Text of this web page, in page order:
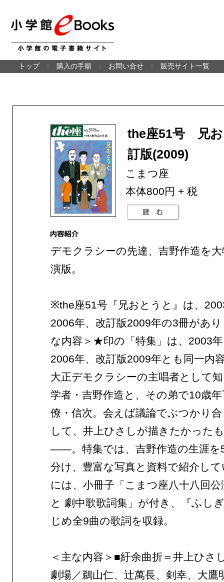
トップ 購入の手順 お問い合せ 販売サイト一覧
the座51号 兄お
訂版(2009)
こまつ座
本体800円 + 税
デモクラシーの先達、吉野作造を
演版。
※the座51号『兄おとうと』は、
2006年、改訂版2009年の3冊があ
な内容＞★印の「特集」は、2003
2006年、改訂版2009年とも同一内
大正デモクラシーの主唱者として
学者・吉野作造と、その弟で10歳
僚・信次。会えば議論でぶつかり
して、井上ひさしが描きたかった
——。特集では、吉野作造の生涯を
分け、豊富な写真と資料で紹介し
には、小冊子「こまつ座八十八回
と 劇中歌歌詞集」が付き、『ふし
じめ全9曲の歌詞を収録。
＜主な内容＞■紆余曲折＝井上ひ
劇場／鵜山仁、辻萬長、剣幸、大鷹